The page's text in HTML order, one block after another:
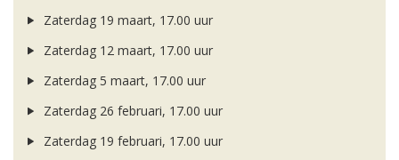
Zaterdag 19 maart, 17.00 uur
Zaterdag 12 maart, 17.00 uur
Zaterdag 5 maart, 17.00 uur
Zaterdag 26 februari, 17.00 uur
Zaterdag 19 februari, 17.00 uur